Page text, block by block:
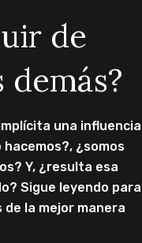
de
una influencia
¿somos
Y, ¿resulta esa
Sigue leyendo para
de la mejor manera